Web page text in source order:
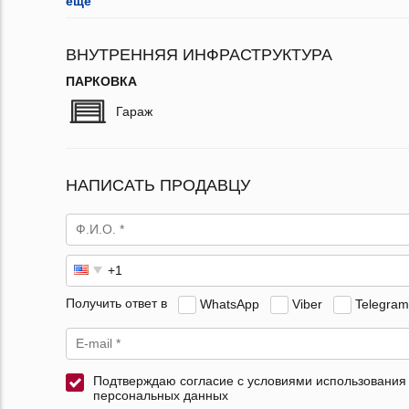
ВНУТРЕННЯЯ ИНФРАСТРУКТУРА
ПАРКОВКА
Гараж
НАПИСАТЬ ПРОДАВЦУ
Получить ответ в WhatsApp Viber Telegram
Подтверждаю согласие с условиями использования
персональных данных